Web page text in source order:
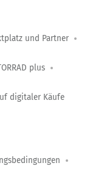
und Partner
plus
digitaler Käufe